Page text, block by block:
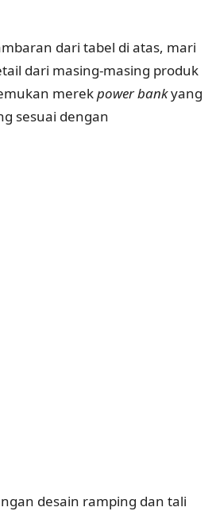
dari tabel di atas, mari
dari masing-masing produk
merekpowerbankyang
sesuai dengan
desain ramping dan tali